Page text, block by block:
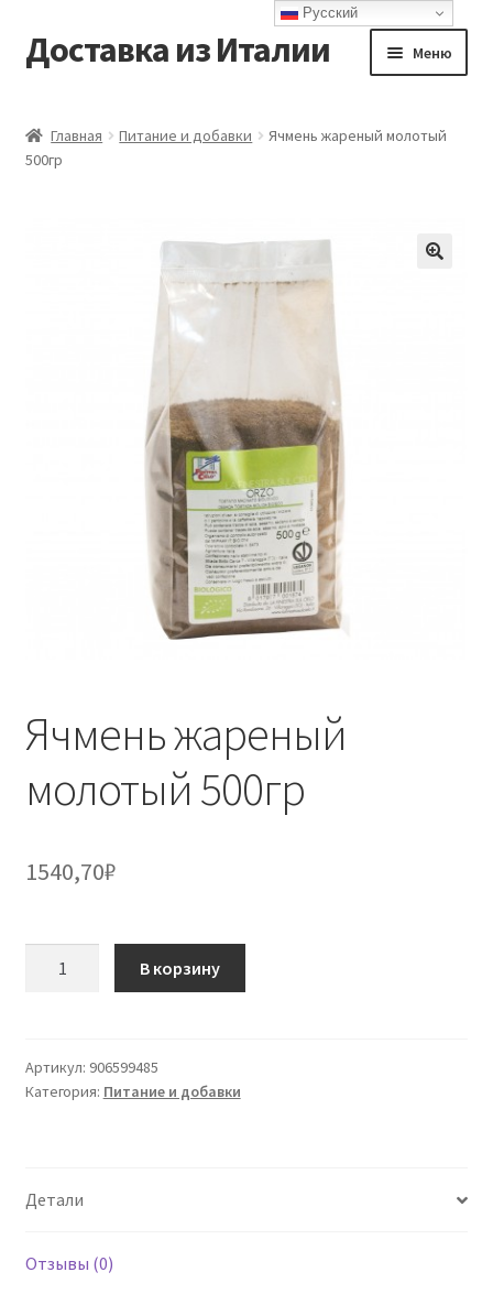
Перейти
к
Перейти
к
Доставка из Италии Меню
Доставка
Главная Питание и добавки
Ячмень жареный молотый
500гр
Ячмень жареный
молотый 500гр
1540,70₽
молотый
500гр
В корзину
Артикул: 906599485
Категория: Питание и добавки
Детали
Отзывы (0)
Русский